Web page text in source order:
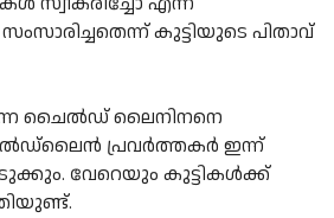
കുട്ടിയുടെ പിതാവ്
ചൈല്‍ഡ് ലൈനിനനെ
പ്രവര്‍ത്തകര്‍ ഇന്ന്
വേറെയും കുട്ടികള്‍ക്ക്